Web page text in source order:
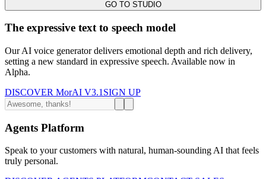
GO TO STUDIO
The expressive text to speech model
Our AI voice generator delivers emotional depth and rich delivery,
setting a new standard in expressive speech. Available now in
Alpha.
DISCOVER MorAI V3.1 SIGN UP
Agents Platform
Speak to your customers with natural, human-sounding AI that feels
truly personal.